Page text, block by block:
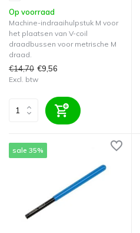
Op voorraad
Machine-indraaihulpstuk M voor
het plaatsen van V-coil
draadbussen voor metrische M
draad.
€14,70 €9,56
Excl. btw
sale 35%